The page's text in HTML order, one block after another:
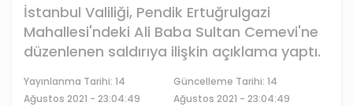
İstanbul Valiliği, Pendik Ertuğrulgazi
Mahallesi'ndeki Ali Baba Sultan Cemevi'ne
düzenlenen saldırıya ilişkin açıklama yaptı.
Yayınlanma Tarihi: 14
Ağustos 2021 - 23:04:49
Güncelleme Tarihi: 14
Ağustos 2021 - 23:04:49